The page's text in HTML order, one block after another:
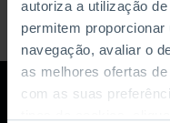
autoriza a utilização
permitem
navegação, avaliar o
as melhores ofertas
com as suas